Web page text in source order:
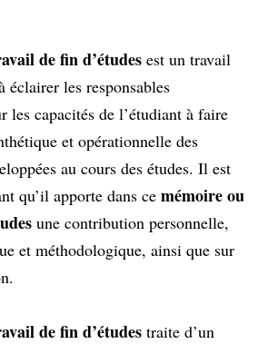
de fin d’études est un travail
éclairer les responsables
les capacités de l’étudiant à faire
et opérationnelle des
au cours des études. Il est
qu’il apporte dans ce mémoire ou
une contribution personnelle,
et méthodologique, ainsi que sur
de fin d’études traite d’un